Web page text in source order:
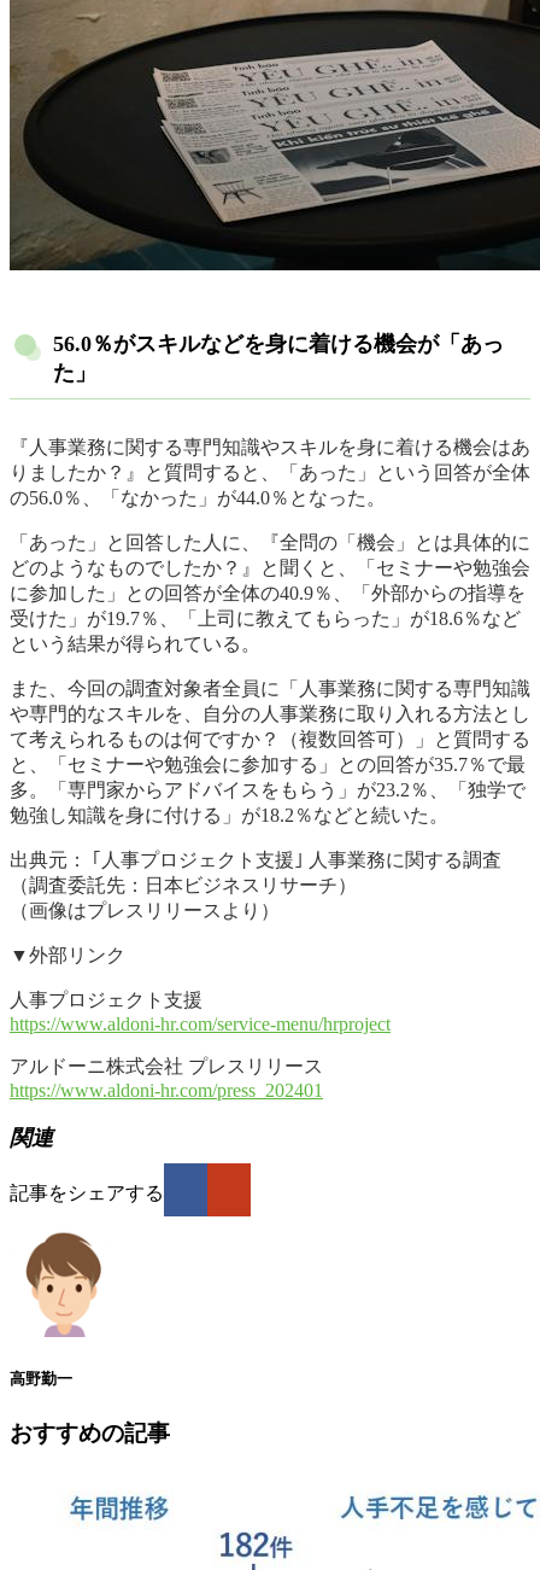
56.0％がスキルなどを身に着ける機会が「あっ
た」
『人事業務に関する専門知識やスキルを身に着ける機会はあ
りましたか？』と質問すると、「あった」という回答が全体
の56.0％、「なかった」が44.0％となった。
「あった」と回答した人に、『全問の「機会」とは具体的に
どのようなものでしたか？』と聞くと、「セミナーや勉強会
に参加した」との回答が全体の40.9％、「外部からの指導を
受けた」が19.7％、「上司に教えてもらった」が18.6％など
という結果が得られている。
また、今回の調査対象者全員に「人事業務に関する専門知識
や専門的なスキルを、自分の人事業務に取り入れる方法とし
て考えられるものは何ですか？（複数回答可）」と質問する
と、「セミナーや勉強会に参加する」との回答が35.7％で最
多。「専門家からアドバイスをもらう」が23.2％、「独学で
勉強し知識を身に付ける」が18.2％などと続いた。
出典元： ｢人事プロジェクト支援｣ 人事業務に関する調査
（調査委託先：日本ビジネスリサーチ）
（画像はプレスリリースより）
▼外部リンク
人事プロジェクト支援
https://www.aldoni-hr.com/service-menu/hrproject
アルドーニ株式会社 プレスリリース
https://www.aldoni-hr.com/press_202401
関連
記事をシェアする
高野勤一
おすすめの記事